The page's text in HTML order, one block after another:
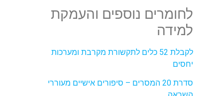
לחומרים נוספים והעמקת
למידה
לקבלת 52 כלים לתקשורת מקרבת ומערכות
יחסים
סדרת 20 המסרים – סיפורים אישיים מעוררי